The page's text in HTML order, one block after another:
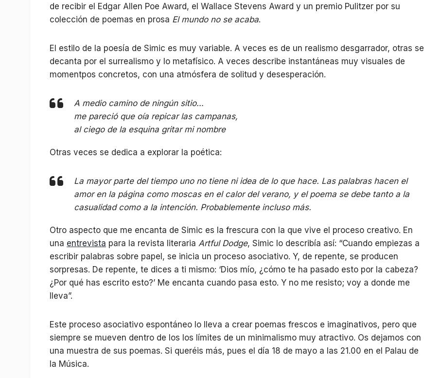
de recibir el Edgar Allen Poe Award, el Wallace Stevens Award y un premio Pulitzer por su
colección de poemas en prosa El mundo no se acaba.
El estilo de la poesía de Simic es muy variable. A veces es de un realismo desgarrador, otras se
decanta por el surrealismo y lo metafísico. A veces describe instantáneas muy visuales de
momentpos concretos, con una atmósfera de solitud y desesperación.
A medio camino de ningún sitio…
me pareció que oía repicar las campanas,
al ciego de la esquina gritar mi nombre
Otras veces se dedica a explorar la poética:
La mayor parte del tiempo uno no tiene ni idea de lo que hace. Las palabras hacen el
amor en la página como moscas en el calor del verano, y el poema se debe tanto a la
casualidad como a la intención. Probablemente incluso más.
Otro aspecto que me encanta de Simic es la frescura con la que vive el proceso creativo. En
una entrevista para la revista literaria Artful Dodge, Simic lo describía así: “Cuando empiezas a
escribir palabras sobre papel, se inicia un proceso asociativo. Y, de repente, se producen
sorpresas. De repente, te dices a ti mismo: ‘Dios mío, ¿cómo te ha pasado esto por la cabeza?
¿Por qué has escrito esto?’ Me encanta cuando pasa esto. Y no me resisto; voy a donde me
lleva”.
Este proceso asociativo espontáneo lo lleva a crear poemas frescos e imaginativos, pero que
siempre se mueven dentro de los los límites de un minimalismo muy atractivo. Os dejamos con
una muestra de sus poemas. Si queréis más, pues el día 18 de mayo a las 21.00 en el Palau de
la Música.